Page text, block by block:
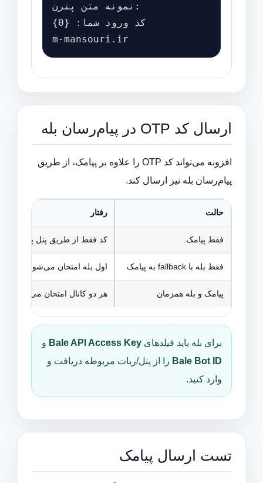
نمونه متن پترن:
کد ورود شما: {0}
m-mansouri.ir
ارسال کد OTP در پیام‌رسان بله
افزونه می‌تواند کد OTP را علاوه بر پیامک، از طریق
پیام‌رسان بله نیز ارسال کند.
حالت رفتار
فقط پیامک کد فقط از طریق پنل پیامک
فقط بله با fallback به پیامک اول بله امتحان می‌شود؛ اگر
پیامک و بله همزمان هر دو کانال امتحان می‌شوند
برای بله باید فیلدهای Bale API Access Key و
Bale Bot ID را از پنل/ربات مربوطه دریافت و
وارد کنید.
تست ارسال پیامک